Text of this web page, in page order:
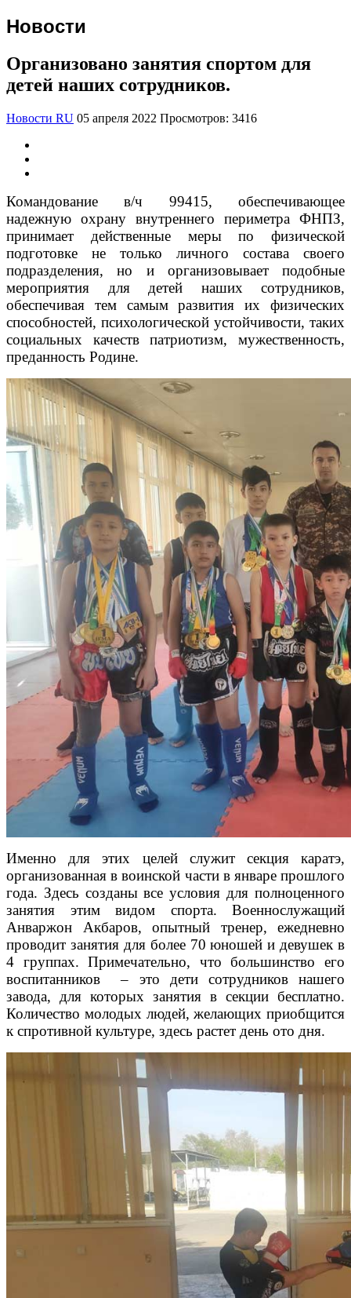
Новости
Организовано занятия спортом для
детей наших сотрудников.
Новости RU 05 апреля 2022 Просмотров: 3416
Командование в/ч 99415, обеспечивающее
надежную охрану внутреннего периметра ФНПЗ,
принимает действенные меры по физической
подготовке не только личного состава своего
подразделения, но и организовывает подобные
мероприятия для детей наших сотрудников,
обеспечивая тем самым развития их физических
способностей, психологической устойчивости, таких
социальных качеств патриотизм, мужественность,
преданность Родине.
Именно для этих целей служит секция каратэ,
организованная в воинской части в январе прошлого
года. Здесь созданы все условия для полноценного
занятия этим видом спорта. Военнослужащий
Анваржон Акбаров, опытный тренер, ежедневно
проводит занятия для более 70 юношей и девушек в
4 группах. Примечательно, что большинство его
воспитанников – это дети сотрудников нашего
завода, для которых занятия в секции бесплатно.
Количество молодых людей, желающих приобщится
к спротивной культуре, здесь растет день ото дня.